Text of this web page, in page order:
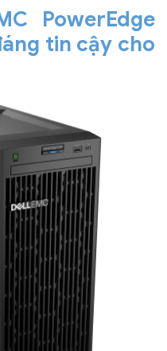
PowerEdge
tin cậy cho